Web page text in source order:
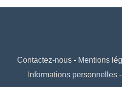
Contactez-nous- Mentions
Informations personnelles -